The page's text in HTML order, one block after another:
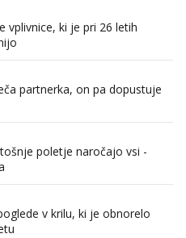
vplivnice, ki je pri 26 letih
partnerka, on pa dopustuje
poletje naročajo vsi -
v krilu, ki je obnorelo